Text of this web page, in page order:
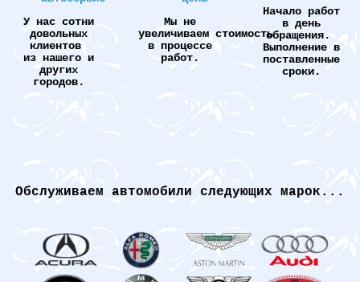
У нас сотни
довольных
клиентов
из нашего и
других
городов.
Мы не
увеличиваем стоимость
в процессе
работ.
Начало работ
в день
обращения.
Выполнение в
поставленные
сроки.
Обслуживаем автомобили следующих марок...